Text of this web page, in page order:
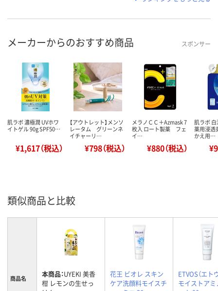
メーカーからのおすすめ商品 スポンサー
肌ラボ 濃極潤 UVホワ
イトゲル 90g SPF50…
¥1,617（税込）
【アウトレット】メンソ
レータム グリーンネ
イチャーリ…
¥798（税込）
メラノＣＣ＋Azmask 7
枚入 ロート製薬 フェ
イ…
¥880（税込）
肌ラボ
薬用浸透
かえ用…
類似商品と比較
商品名 本商品：UYEKI 美香
柑 レモンの生せっ
花王 ビオレ スキン
ケア洗顔料モイスチ
ETVOS（エト
モイストア